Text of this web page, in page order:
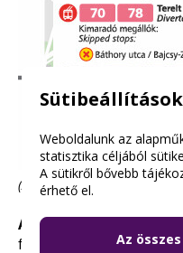
(A térképre kattinva
A 4-es és a 6-os
felszállni.
Sütibeállítások
Weboldalunk az
statisztika céljából
A sütikről bővebb
érhető el.
Az